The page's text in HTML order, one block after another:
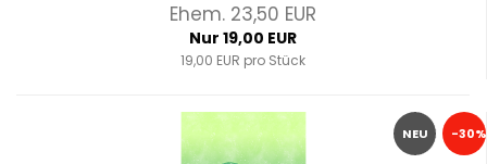
Ehem. 23,50 EUR
Nur 19,00 EUR
19,00 EUR pro Stück
NEU -30%